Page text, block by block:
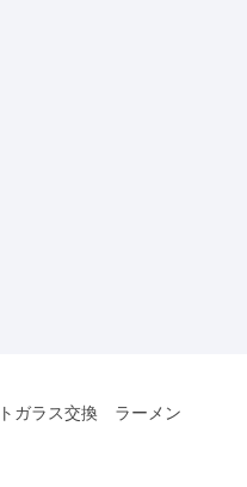
ガラス交換 ラーメン